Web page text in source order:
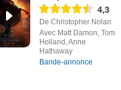
4,3
De Christopher Nolan
Avec Matt Damon, Tom
Holland, Anne
Hathaway
Bande-annonce